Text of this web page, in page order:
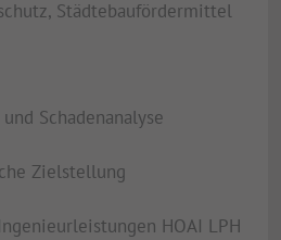
Städtebaufördermittel
Schadenanalyse
Zielstellung
HOAI LPH